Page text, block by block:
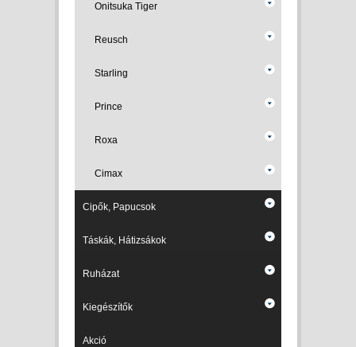
Onitsuka Tiger
Reusch
Starling
Prince
Roxa
Cimax
Cipők, Papucsok
Táskák, Hátizsákok
Ruházat
Kiegészítők
Akció